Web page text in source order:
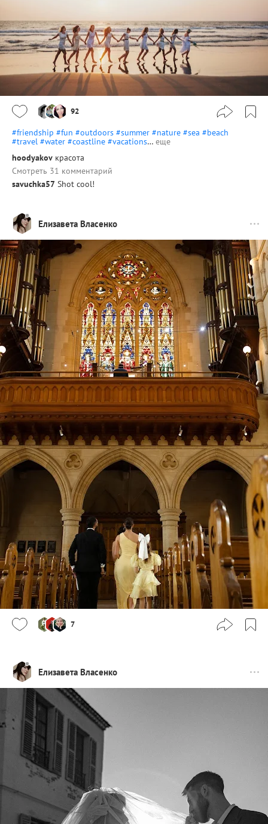
92
#friendship #fun #outdoors #summer #nature #sea #beach
#travel #water #coastline #vacations… еще
hoodyakov красота
Смотреть 31 комментарий
savuchka57 Shot cool!
Елизавета Власенко
7
Елизавета Власенко